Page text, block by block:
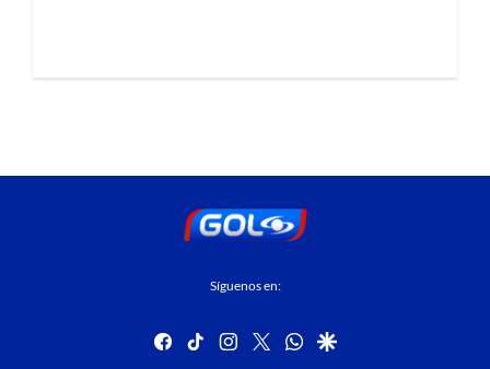
Síguenos en:
facebook
tiktok instagram
twitterwhatsapp
google